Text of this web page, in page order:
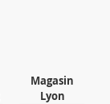
Magasin
Lyon